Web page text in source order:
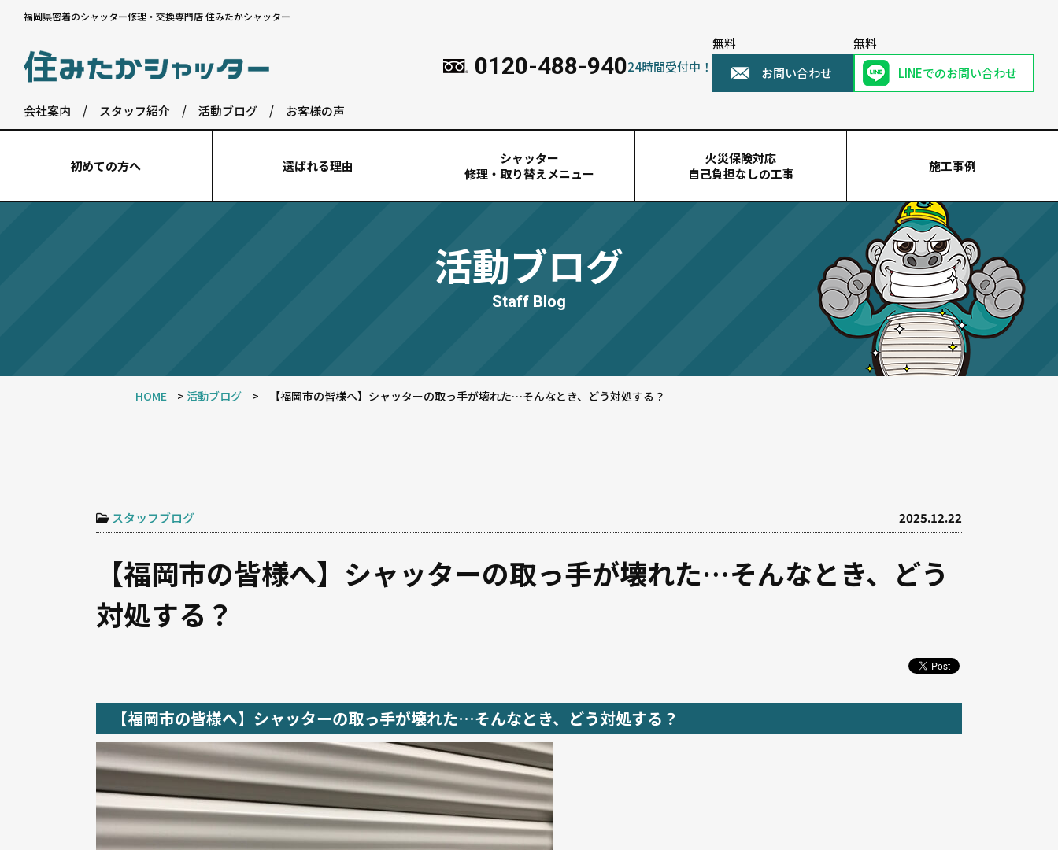
福岡県密着のシャッター修理・交換専門店 住みたかシャッター
0120-488-94024時間受付中！
無料
お問い合わせ
無料
LINEでのお問い合わせ
会社案内 / スタッフ紹介 / 活動ブログ / お客様の声
初めての⽅へ 選ばれる理由
シャッター
修理・取り替えメニュー
火災保険対応
自己負担なしの工事
施工事例
活動ブログ
Staff Blog
HOME > 活動ブログ > 【福岡市の皆様へ】シャッターの取っ手が壊れた…そんなとき、どう対処する？
2025.12.22
スタッフブログ
【福岡市の皆様へ】シャッターの取っ手が壊れた…そんなとき、どう
対処する？
【福岡市の皆様へ】シャッターの取っ手が壊れた…そんなとき、どう対処する？